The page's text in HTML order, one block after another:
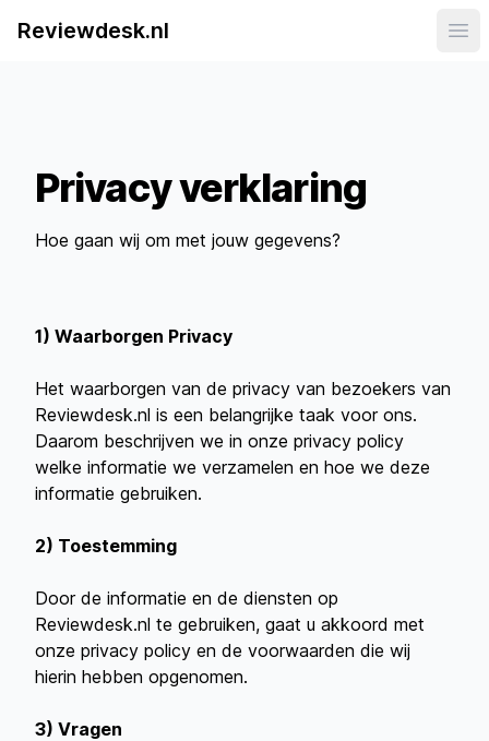
Reviewdesk.nl
Privacy verklaring
Hoe gaan wij om met jouw gegevens?
1) Waarborgen Privacy
Het waarborgen van de privacy van bezoekers van
Reviewdesk.nl is een belangrijke taak voor ons.
Daarom beschrijven we in onze privacy policy
welke informatie we verzamelen en hoe we deze
informatie gebruiken.
2) Toestemming
Door de informatie en de diensten op
Reviewdesk.nl te gebruiken, gaat u akkoord met
onze privacy policy en de voorwaarden die wij
hierin hebben opgenomen.
3) Vragen